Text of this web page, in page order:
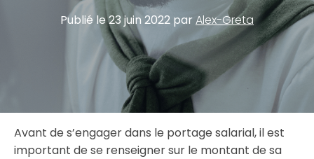
Publié le23 juin 2022 parAlex-Greta
Avant de s’engager dans le portage salarial, il est
important de se renseigner sur le montant de sa